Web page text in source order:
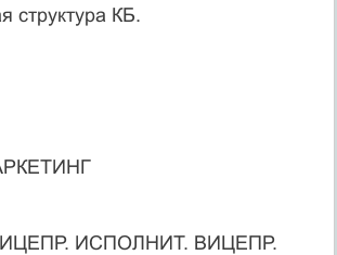
структура КБ.
ИСПОЛНИТ. ВИЦЕПР.